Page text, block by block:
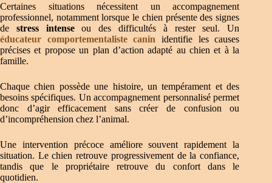
Certaines situations nécessitent un accompagnement
professionnel, notamment lorsque le chien présente des signes
de stress intenseou des difficultés à rester seul. Un
éducateur comportementaliste canin identifie les causes
précises et propose un plan d’action adapté au chien et à la
famille.
Chaque chien possède une histoire, un tempérament et des
besoins spécifiques. Un accompagnement personnalisé permet
donc d’agir efficacement sans créer de confusion ou
d’incompréhension chez l’animal.
Une intervention précoce améliore souvent rapidement la
situation. Le chien retrouve progressivement de la confiance,
tandis que le propriétaire retrouve du confort dans le
quotidien.